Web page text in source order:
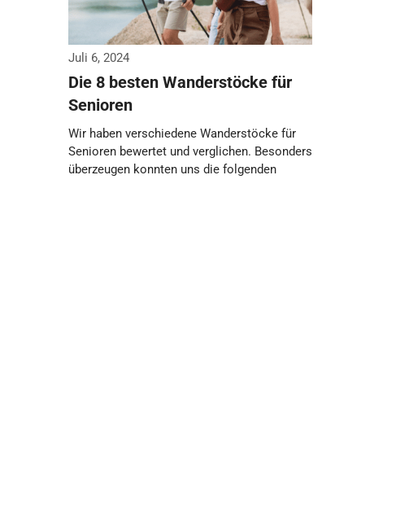
Juli 6, 2024
Die 8 besten Wanderstöcke für
Senioren
Wir haben verschiedene Wanderstöcke für
Senioren bewertet und verglichen. Besonders
überzeugen konnten uns die folgenden